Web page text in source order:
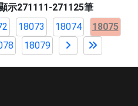
示271111-271125筆
18073 18074
18075
18079